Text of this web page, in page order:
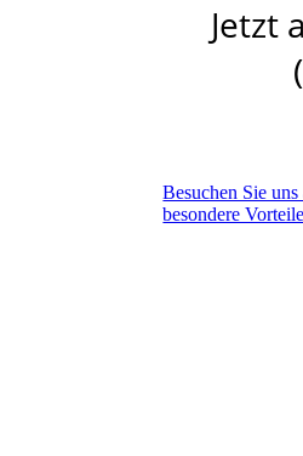
Jetzt
Besuchen Sie
besondere